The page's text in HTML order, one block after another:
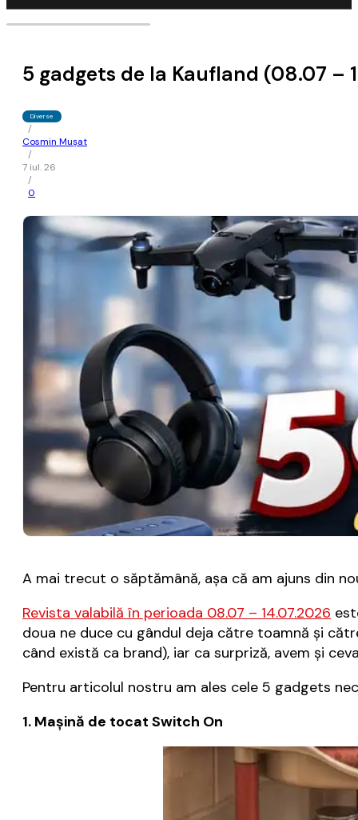
5 gadgets de la Kaufland (08.07 –
Diverse
/
Cosmin Mușat
/
7 iul. 26
/
0
A mai trecut o săptămână, aşa că am ajuns din
Revista valabilă în perioada 08.07 – 14.07.2026
doua ne duce cu gândul deja către toamnă şi
când există ca brand), iar ca surpriză, avem şi
Pentru articolul nostru am ales cele 5 gadgets
1. Maşină de tocat Switch On